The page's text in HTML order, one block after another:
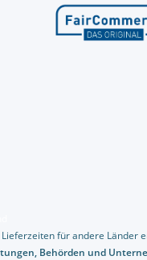
für andere Länder
Behörden und